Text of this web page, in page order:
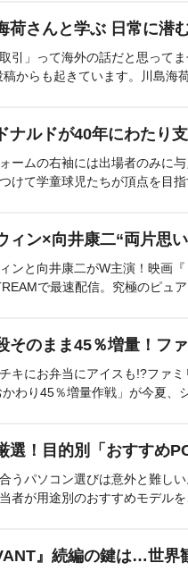
荷さんと学ぶ 日常に潜
取引」って海外の話だと思って
稿からも起きています。川島海
ナルドが40年にわたり
ームの右袖には出場者のみに
けて学童球児たちが頂点を目指
ィン×向井康二“両片思
ンと向井康二がW主演！映画
で最速配信。究極のピュア
そのまま45％増量！フ
キにお弁当にアイスも!?ファ
かわり45％増量作戦」が今夏、
選！目的別「おすすめ
うパソコン選びは意外と難し
者が用途別のおすすめモデルを
』続編の鍵は…世界